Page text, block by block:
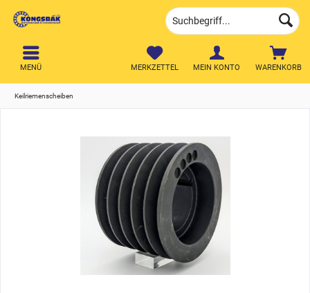
WARENKORB
MERKZETTEL MEIN KONTO
MENÜ
Keilriemenscheiben